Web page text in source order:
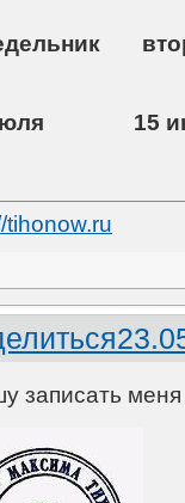
июля 15
tihonow.ru
записать